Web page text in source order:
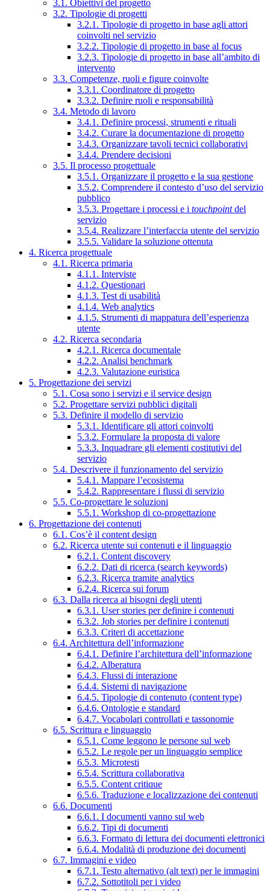
3.1. Obiettivi del progetto
3.2. Tipologie di progetti
3.2.1. Tipologie di progetto in base agli attori
coinvolti nel servizio
3.2.2. Tipologie di progetto in base al focus
3.2.3. Tipologie di progetto in base all’ambito di
intervento
3.3. Competenze, ruoli e figure coinvolte
3.3.1. Coordinatore di progetto
3.3.2. Definire ruoli e responsabilità
3.4. Metodo di lavoro
3.4.1. Definire processi, strumenti e rituali
3.4.2. Curare la documentazione di progetto
3.4.3. Organizzare tavoli tecnici collaborativi
3.4.4. Prendere decisioni
3.5. Il processo progettuale
3.5.1. Organizzare il progetto e la sua gestione
3.5.2. Comprendere il contesto d’uso del servizio
pubblico
3.5.3. Progettare i processi e i touchpointdel
servizio
3.5.4. Realizzare l’interfaccia utente del servizio
3.5.5. Validare la soluzione ottenuta
4. Ricerca progettuale
4.1. Ricerca primaria
4.1.1. Interviste
4.1.2. Questionari
4.1.3. Test di usabilità
4.1.4. Web analytics
4.1.5. Strumenti di mappatura dell’esperienza
utente
4.2. Ricerca secondaria
4.2.1. Ricerca documentale
4.2.2. Analisi benchmark
4.2.3. Valutazione euristica
5. Progettazione dei servizi
5.1. Cosa sono i servizi e il service design
5.2. Progettare servizi pubblici digitali
5.3. Definire il modello di servizio
5.3.1. Identificare gli attori coinvolti
5.3.2. Formulare la proposta di valore
5.3.3. Inquadrare gli elementi costitutivi del
servizio
5.4. Descrivere il funzionamento del servizio
5.4.1. Mappare l’ecosistema
5.4.2. Rappresentare i flussi di servizio
5.5. Co-progettare le soluzioni
5.5.1. Workshop di co-progettazione
6. Progettazione dei contenuti
6.1. Cos’è il content design
6.2. Ricerca utente sui contenuti e il linguaggio
6.2.1. Content discovery
6.2.2. Dati di ricerca (search keywords)
6.2.3. Ricerca tramite analytics
6.2.4. Ricerca sui forum
6.3. Dalla ricerca ai bisogni degli utenti
6.3.1. User stories per definire i contenuti
6.3.2. Job stories per definire i contenuti
6.3.3. Criteri di accettazione
6.4. Architettura dell’informazione
6.4.1. Definire l’architettura dell’informazione
6.4.2. Alberatura
6.4.3. Flussi di interazione
6.4.4. Sistemi di navigazione
6.4.5. Tipologie di contenuto (content type)
6.4.6. Ontologie e standard
6.4.7. Vocabolari controllati e tassonomie
6.5. Scrittura e linguaggio
6.5.1. Come leggono le persone sul web
6.5.2. Le regole per un linguaggio semplice
6.5.3. Microtesti
6.5.4. Scrittura collaborativa
6.5.5. Content critique
6.5.6. Traduzione e localizzazione dei contenuti
6.6. Documenti
6.6.1. I documenti vanno sul web
6.6.2. Tipi di documenti
6.6.3. Formato di lettura dei documenti elettronici
6.6.4. Modalità di produzione dei documenti
6.7. Immagini e video
6.7.1. Testo alternativo (alt text) per le immagini
6.7.2. Sottotitoli per i video